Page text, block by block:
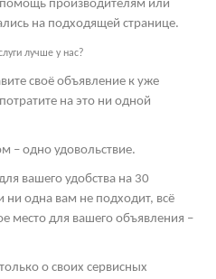
помощь производителям или
на подходящей странице.
лучше у нас?
своё объявление к уже
на это ни одной
– одно удовольствие.
вашего удобства на 30
ни одна вам не подходит, всё
место для вашего объявления –
о своих сервисных